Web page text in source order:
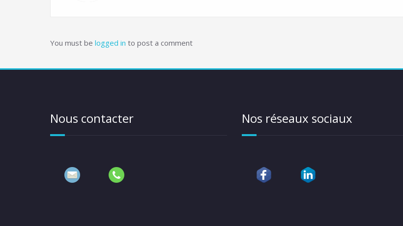
You must be logged in to post a comment
Nous contacter Nos réseaux sociaux